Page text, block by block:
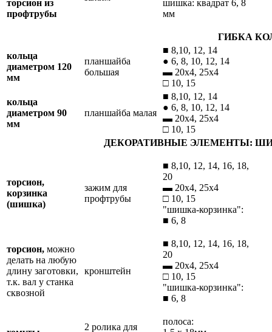
торсион из
профтрубы
шишка: квадрат 6, 8
мм
ГИБКА
кольца
диаметром 120
мм
планшайба
большая
■ 8,10, 12, 14
● 6, 8, 10, 12, 14
▬ 20х4, 25х4
□ 10, 15
кольца
диаметром 90
мм
планшайба малая
■ 8,10, 12, 14
● 6, 8, 10, 12, 14
▬ 20х4, 25х4
□ 10, 15
ДЕКОРАТИВНЫЕ ЭЛЕМЕНТЫ:
торсион,
корзинка
(шишка)
зажим для
профтрубы
■ 8,10, 12, 14, 16, 18,
20
▬ 20х4, 25х4
□ 10, 15
"шишка-корзинка":
■ 6, 8
торсион, можно
делать на любую
длину заготовки,
т.к. вал у станка
сквозной
кронштейн
■ 8,10, 12, 14, 16, 18,
20
▬ 20х4, 25х4
□ 10, 15
"шишка-корзинка":
■ 6, 8
2 ролика для
полоса: